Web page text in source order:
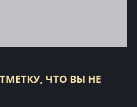
ЧТО ВЫ НЕ